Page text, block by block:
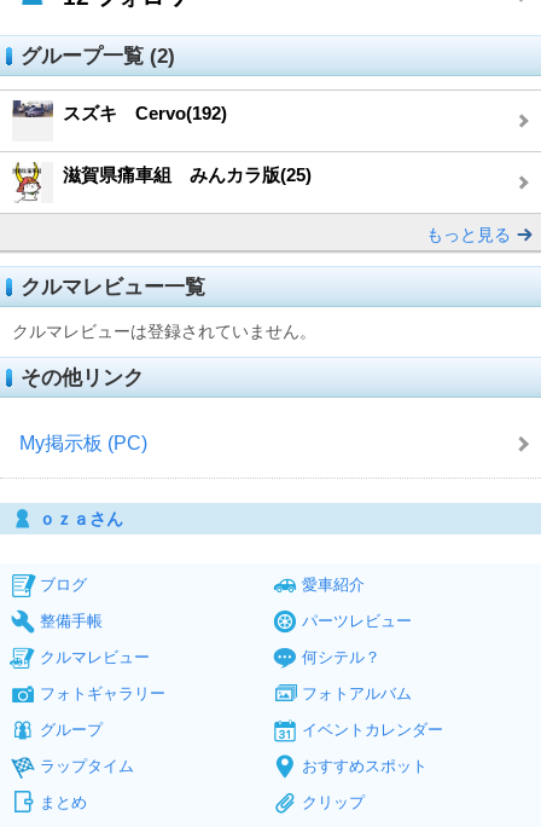
グループ一覧 (2)
スズキ Cervo(192)
滋賀県痛車組 みんカラ版(25)
もっと見る
クルマレビュー一覧
クルマレビューは登録されていません。
その他リンク
My掲示板 (PC)
ｏｚａさん
ブログ
愛車紹介
整備手帳
パーツレビュー
クルマレビュー
何シテル？
フォトギャラリー
フォトアルバム
グループ
イベントカレンダー
ラップタイム
おすすめスポット
まとめ
クリップ